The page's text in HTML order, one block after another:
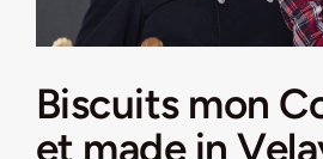
Biscuits mon
et made in